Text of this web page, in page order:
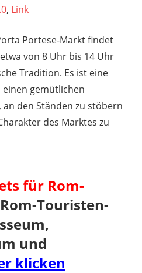
, Link
Portese-Markt findet
von 8 Uhr bis 14 Uhr
Tradition. Es ist eine
gemütlichen
den Ständen zu stöbern
des Marktes zu
für Rom-
Touristen-
und
klicken